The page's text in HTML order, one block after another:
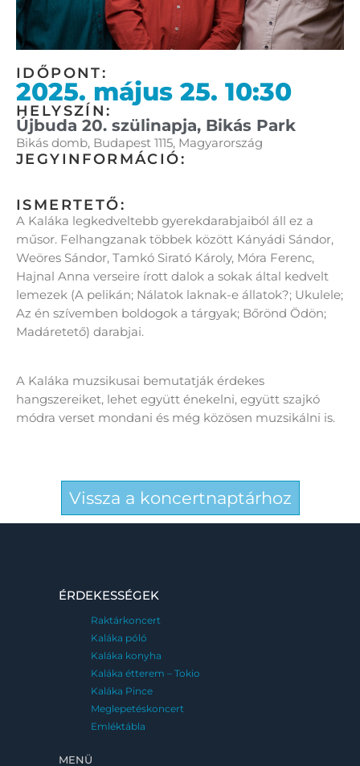
IDŐPONT:
2025. május 25. 10:30
HELYSZÍN:
Újbuda 20. szülinapja, Bikás Park
Bikás domb, Budapest 1115, Magyarország
JEGYINFORMÁCIÓ:
ISMERTETŐ:
A Kaláka legkedveltebb gyerekdarabjaiból áll ez a
műsor. Felhangzanak többek között Kányádi Sándor,
Weöres Sándor, Tamkó Sirató Károly, Móra Ferenc,
Hajnal Anna verseire írott dalok a sokak által kedvelt
lemezek (A pelikán; Nálatok laknak-e állatok?; Ukulele;
Az én szívemben boldogok a tárgyak; Bőrönd Ödön;
Madáretető) darabjai.
A Kaláka muzsikusai bemutatják érdekes
hangszereiket, lehet együtt énekelni, együtt szajkó
módra verset mondani és még közösen muzsikálni is.
Vissza a koncertnaptárhoz
ÉRDEKESSÉGEK
Raktárkoncert
Kaláka póló
Kaláka konyha
Kaláka étterem – Tokio
Kaláka Pince
Meglepetéskoncert
Emléktábla
MENÜ